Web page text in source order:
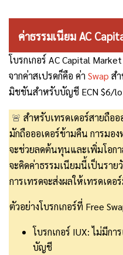
ค่าธรรมเนียม AC
โบรกเกอร์ AC Capital
จากค่าสเปรดก็คือ ค่า Swap ส
มิชชันสำหรับบัญชี ECN $6/
🚨 สำหรับเทรดเดอร์สายถือ
มักถือออเดอร์ข้ามคืน การมอง
จะช่วยลดต้นทุนและเพิ่มโอกา
จะคิดค่าธรรมเนียมนี้เป็นรา
การเทรดจะส่งผลให้เทรดเด
ตัวอย่างโบรกเกอร์ที่ Free
โบรกเกอร์ IUX: ไม่มีกา
บัญชี